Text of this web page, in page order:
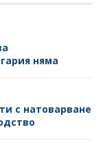
няма
с натоварване